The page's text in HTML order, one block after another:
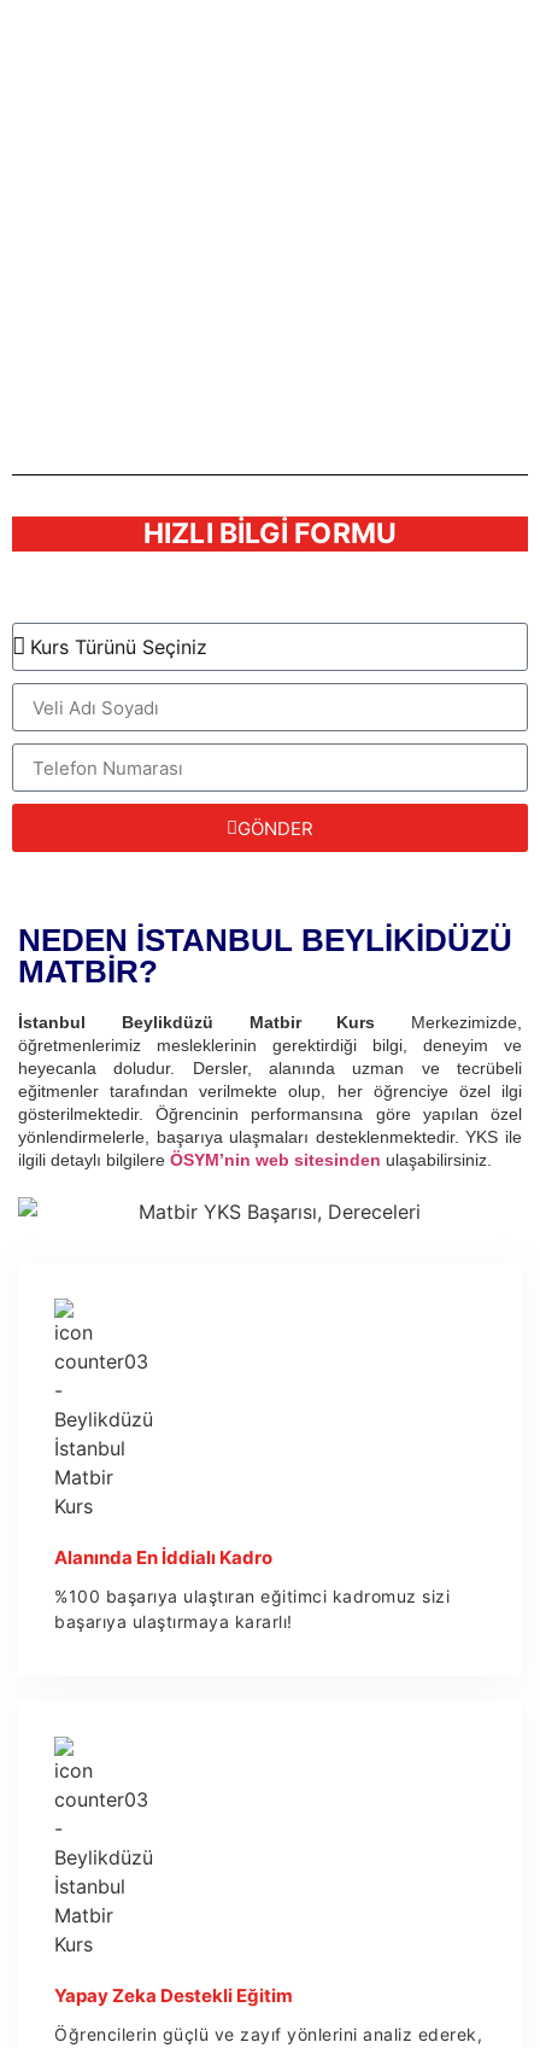
HIZLI BİLGİ FORMU
GÖNDER
NEDEN İSTANBUL BEYLİKİDÜZÜ
MATBİR?
İstanbul Beylikdüzü Matbir Kurs Merkezimizde,
öğretmenlerimiz mesleklerinin gerektirdiği bilgi, deneyim ve
heyecanla doludur. Dersler, alanında uzman ve tecrübeli
eğitmenler tarafından verilmekte olup, her öğrenciye özel ilgi
gösterilmektedir. Öğrencinin performansına göre yapılan özel
yönlendirmelerle, başarıya ulaşmaları desteklenmektedir. YKS ile
ilgili detaylı bilgilere ÖSYM’nin web sitesinden ulaşabilirsiniz.
Alanında En İddialı Kadro
%100 başarıya ulaştıran eğitimci kadromuz sizi
başarıya ulaştırmaya kararlı!
Yapay Zeka Destekli Eğitim
Öğrencilerin güçlü ve zayıf yönlerini analiz ederek,